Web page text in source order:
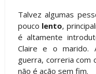
Talvez algumas
pouco lento,
é altamente
Claire e o marido.
guerra, correria com
não é ação sem fim.